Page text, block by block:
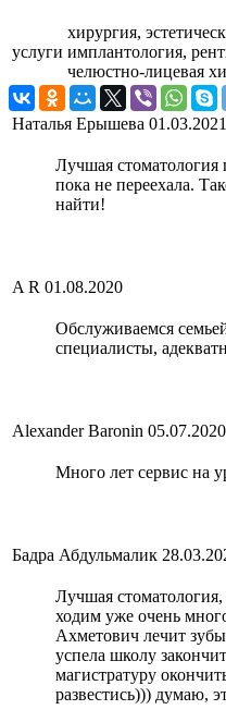
услуги
хирургия,
имплантология,
челюстно-лицевая
Наталья Ерышева 01.03.2021
Лучшая стоматология
пока не переехала.
найти!
A R 01.08.2020
Обслуживаемся
специалисты,
Alexander Baronin 05.07.2020
Много лет сервис на
Бадра Абдульмалик
Лучшая
ходим уже очень
Ахметович лечит
успела школу
магистратуру
развестись))) думаю,